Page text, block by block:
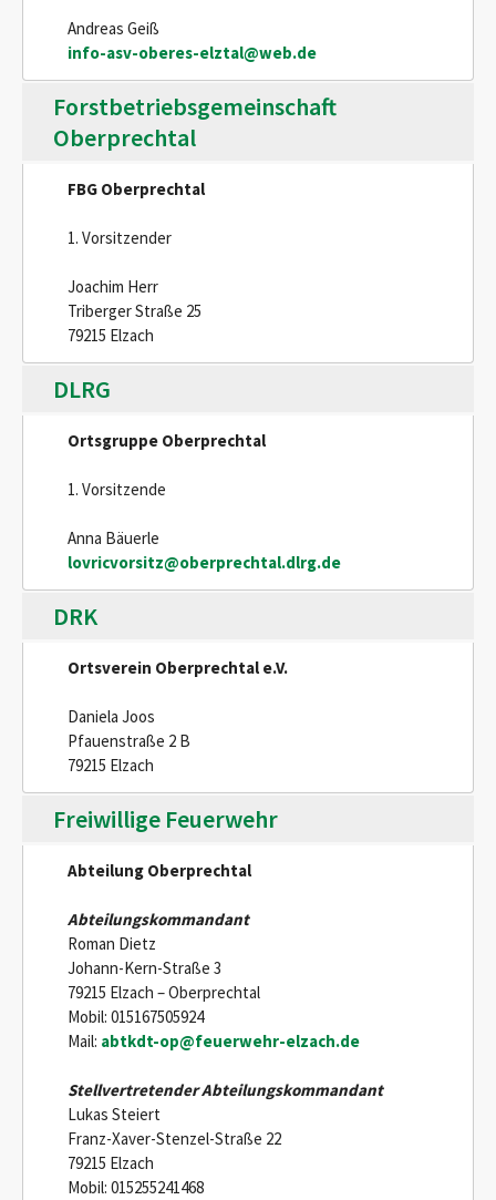
Andreas Geiß
info-asv-oberes-elztal@web.de
Forstbetriebsgemeinschaft
Oberprechtal
FBG Oberprechtal
1. Vorsitzender
Joachim Herr
Triberger Straße 25
79215 Elzach
DLRG
Ortsgruppe Oberprechtal
1. Vorsitzende
Anna Bäuerle
lovricvorsitz@oberprechtal.dlrg.de
DRK
Ortsverein Oberprechtal e.V.
Daniela Joos
Pfauenstraße 2 B
79215 Elzach
Freiwillige Feuerwehr
Abteilung Oberprechtal
Abteilungskommandant
Roman Dietz
Johann-Kern-Straße 3
79215 Elzach – Oberprechtal
Mobil: 015167505924
Mail: abtkdt-op@feuerwehr-elzach.de
Stellvertretender Abteilungskommandant
Lukas Steiert
Franz-Xaver-Stenzel-Straße 22
79215 Elzach
Mobil: 015255241468